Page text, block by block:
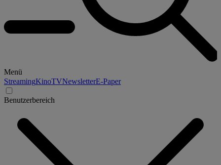
Menü
StreamingKinoTVNewsletterE-Paper
Benutzerbereich